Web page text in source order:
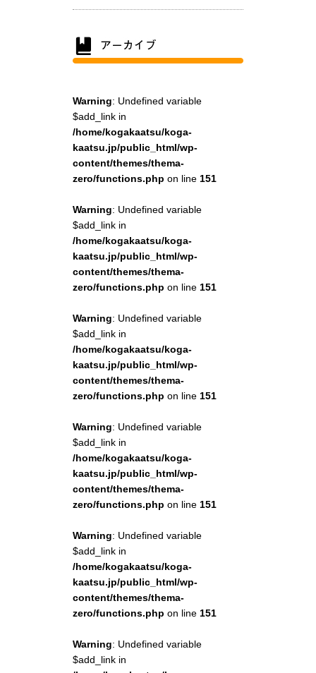
Warning: Undefined variable
$add_link in
/home/kogakaatsu/koga-
kaatsu.jp/public_html/wp-
content/themes/thema-
zero/functions.php on line 151
Warning: Undefined variable
$add_link in
/home/kogakaatsu/koga-
kaatsu.jp/public_html/wp-
content/themes/thema-
zero/functions.php on line 151
Warning: Undefined variable
$add_link in
/home/kogakaatsu/koga-
kaatsu.jp/public_html/wp-
content/themes/thema-
zero/functions.php on line 151
Warning: Undefined variable
$add_link in
/home/kogakaatsu/koga-
kaatsu.jp/public_html/wp-
content/themes/thema-
zero/functions.php on line 151
Warning: Undefined variable
$add_link in
/home/kogakaatsu/koga-
kaatsu.jp/public_html/wp-
content/themes/thema-
zero/functions.php on line 151
Warning: Undefined variable
$add_link in